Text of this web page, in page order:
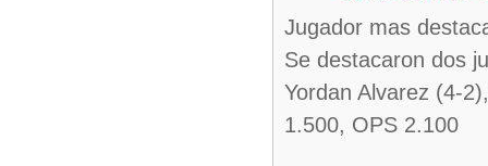
Jugador mas
Se destacaron dos
Yordan Alvarez (4-
1.500, OPS 2.100